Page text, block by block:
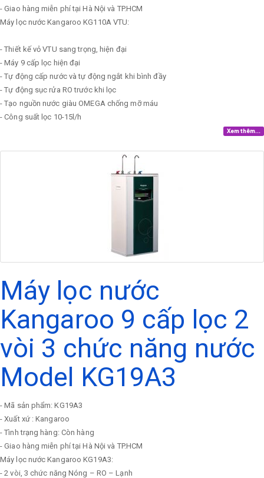
- Giao hàng miễn phí tại Hà Nội và TP.HCM
Máy lọc nước Kangaroo KG110A VTU:
- Thiết kế vỏ VTU sang trọng, hiện đại
- Máy 9 cấp lọc hiện đại
- Tự động cấp nước và tự động ngắt khi bình đầy
- Tự động sục rửa RO trước khi lọc
- Tạo nguồn nước giàu OMEGA chống mỡ máu
- Công suất lọc 10-15l/h
Xem thêm...
Máy lọc nước
Kangaroo 9 cấp lọc 2
vòi 3 chức năng nước
Model KG19A3
- Mã sản phẩm: KG19A3
- Xuất xứ : Kangaroo
- Tình trạng hàng: Còn hàng
- Giao hàng miễn phí tại Hà Nội và TP.HCM
Máy lọc nước Kangaroo KG19A3:
- 2 vòi, 3 chức năng Nóng – RO – Lạnh